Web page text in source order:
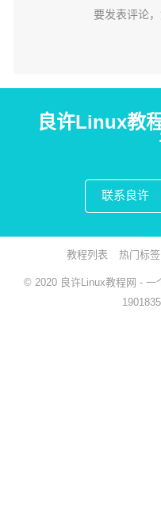
要发表评论
良许Linux教
联系良许
教程列表 热门标签
© 2020 良许Linux教程网 - 一